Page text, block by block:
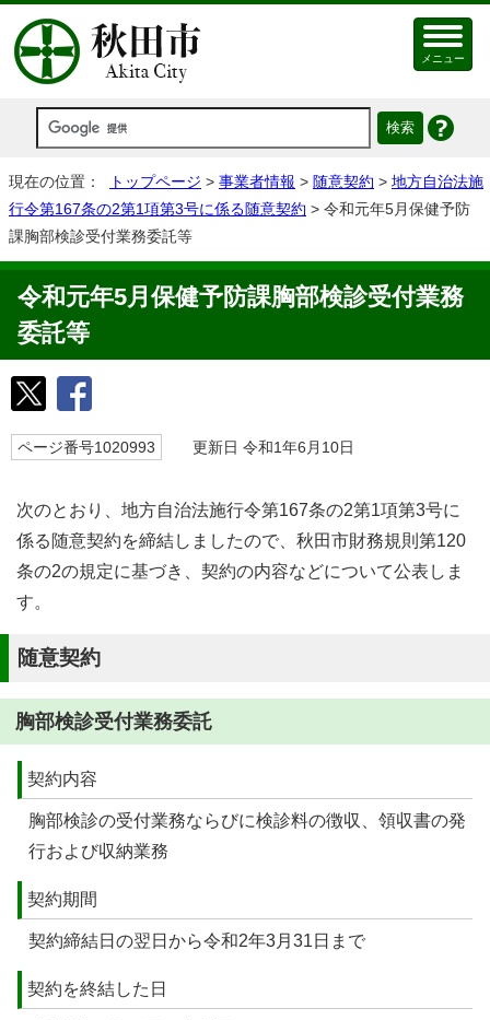
メニュー
現在の位置： トップページ > 事業者情報 > 随意契約 > 地方自治法施
行令第167条の2第1項第3号に係る随意契約 > 令和元年5月保健予防
課胸部検診受付業務委託等
令和元年5月保健予防課胸部検診受付業務
委託等
ページ番号1020993 更新日 令和1年6月10日
次のとおり、地方自治法施行令第167条の2第1項第3号に
係る随意契約を締結しましたので、秋田市財務規則第120
条の2の規定に基づき、契約の内容などについて公表しま
す。
随意契約
胸部検診受付業務委託
契約内容
胸部検診の受付業務ならびに検診料の徴収、領収書の発
行および収納業務
契約期間
契約締結日の翌日から令和2年3月31日まで
契約を終結した日